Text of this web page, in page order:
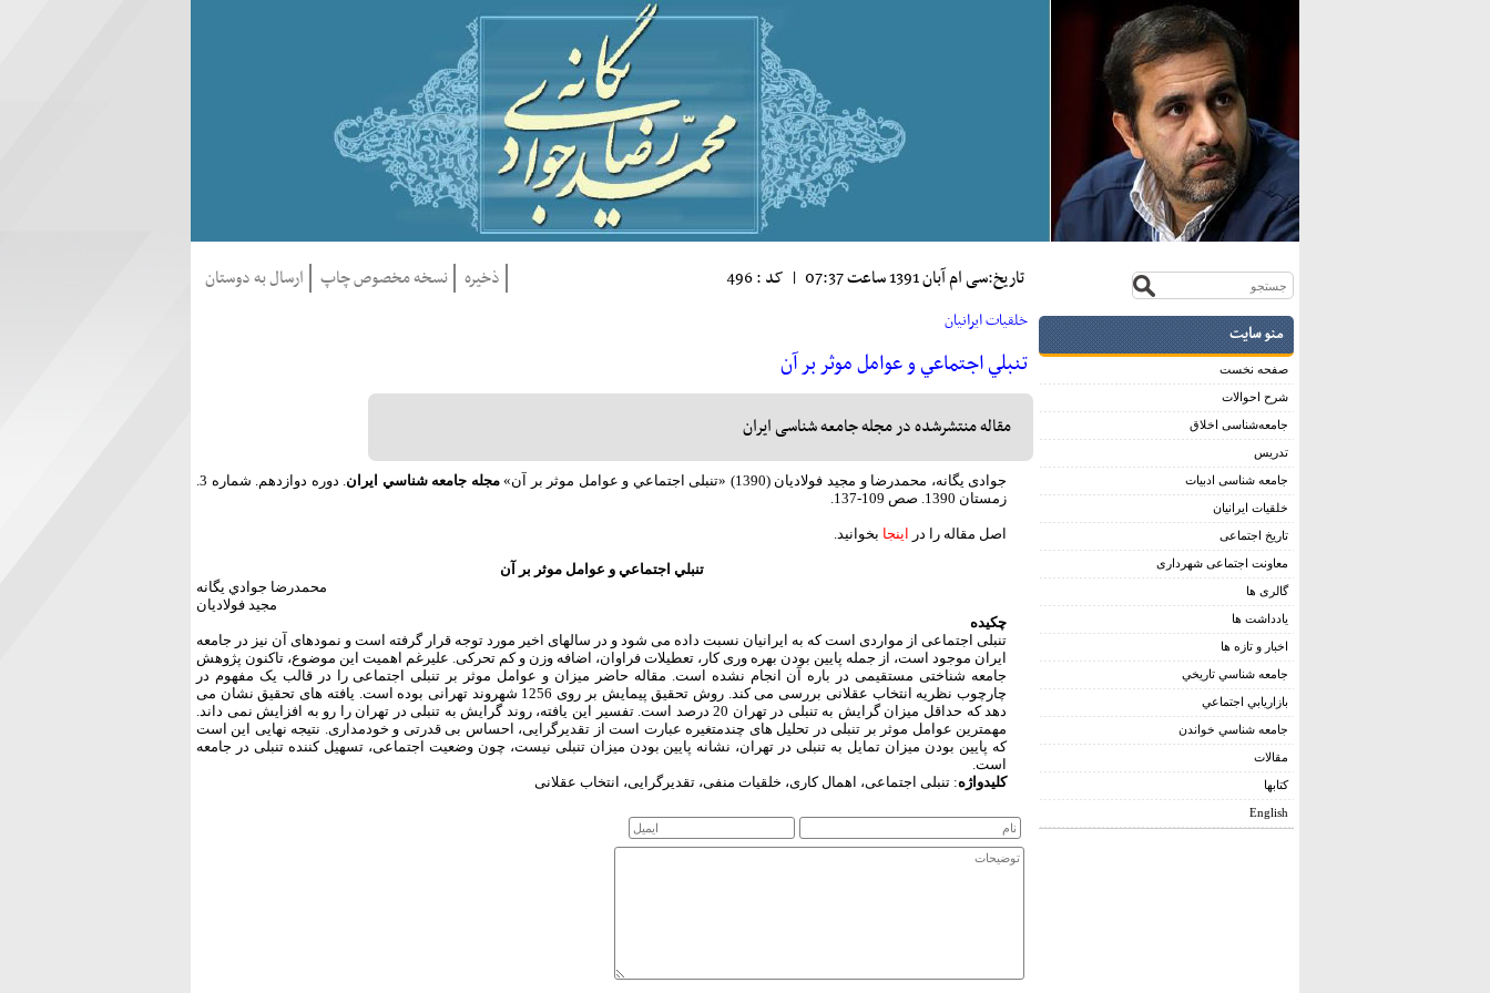
منو سایت
صفحه نخست
شرح احوالات
جامعه‌شناسی اخلاق
تدریس
جامعه شناسی ادبیات
خلقیات ایرانیان
تاریخ اجتماعی
معاونت اجتماعی شهرداری
گالری ها
يادداشت ها
اخبار و تازه ها
جامعه شناسي تاريخي
بازاريابي اجتماعي
جامعه شناسي خواندن
مقالات
کتابها
English
تاريخ:سی ام آبان 1391 ساعت 07:37 | کد : 496 ذخيره نسخه مخصوص چاپ ارسال به دوستان
خلقيات ايرانيان
تنبلي اجتماعي و عوامل موثر بر آن
مقاله منتشرشده در مجله جامعه شناسی ایران
جوادی یگانه، محمدرضا و مجید فولادیان (1390) «تنبلی اجتماعي و عوامل موثر بر آن»مجله جامعه شناسي ايران
. دوره دوازدهم. شماره 3.
زمستان 1390. صص 109-137.
اصل مقاله را در اینجا بخوانید.
تنبلي اجتماعي و عوامل موثر بر آن
محمدرضا جوادي يگانه
مجيد فولاديان
چکیده
تنبلی اجتماعی از مواردی است که به ایرانیان نسبت داده می شود و در سالهای اخیر مورد توجه قرار گرفته است و نمودهای آن نیز در جامعه
ایران موجود است، از جمله پایین بودن بهره وری کار، تعطیلات فراوان، اضافه وزن و کم تحرکی. علیرغم اهمیت این موضوع، تاکنون پژوهش
جامعه شناختی مستقیمی در باره آن انجام نشده است. مقاله حاضر میزان و عوامل موثر بر تنبلی اجتماعی را در قالب یک مفهوم در
چارچوب نظریه انتخاب عقلانی بررسی می کند. روش تحقیق پیمایش بر روی 1256 شهروند تهرانی بوده است. یافته های تحقیق نشان می
دهد که حداقل میزان گرایش به تنبلی در تهران 20 درصد است. تفسیر این یافته، روند گرایش به تنبلی در تهران را رو به افزایش نمی داند.
مهمترین عوامل موثر بر تنبلی در تحلیل های چندمتغیره عبارت است از تقدیرگرایی، احساس بی قدرتی و خودمداری. نتیجه نهایی این است
که پایین بودن میزان تمایل به تنبلی در تهران، نشانه پایین بودن میزان تنبلی نیست، چون وضعیت اجتماعی، تسهیل کننده تنبلی در جامعه
است.
کلیدواژه: تنبلی اجتماعی، اهمال کاری، خلقیات منفی، تقدیرگرایی، انتخاب عقلانی